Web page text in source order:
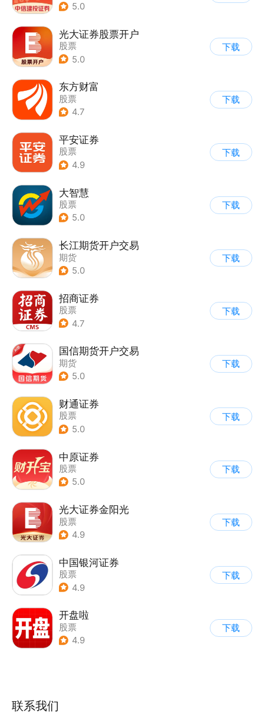
5.0
光大证券股票开户
股票
5.0
下载
东方财富
股票
4.7
下载
平安证券
股票
4.9
下载
大智慧
股票
5.0
下载
长江期货开户交易
期货
5.0
下载
招商证券
股票
4.7
下载
国信期货开户交易
期货
5.0
下载
财通证券
股票
5.0
下载
中原证券
股票
5.0
下载
光大证券金阳光
股票
4.9
下载
中国银河证券
股票
4.9
下载
开盘啦
股票
4.9
下载
联系我们